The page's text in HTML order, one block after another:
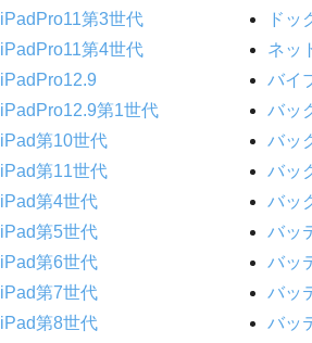
iPadPro11第3世代
iPadPro11第4世代
iPadPro12.9
iPadPro12.9第1世代
iPad第10世代
iPad第11世代
iPad第4世代
iPad第5世代
iPad第6世代
iPad第7世代
iPad第8世代
ドッ
ネッ
バイ
バッ
バッ
バッ
バッ
バッ
バッ
バッ
バッ